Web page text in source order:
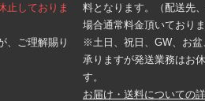
止しておりま
、ご理解賜り
料となります。（配送先
場合通常料金頂いておりま
※土日、祝日、GW、お
承りますが発送業務はお
す。
お届け・送料についての